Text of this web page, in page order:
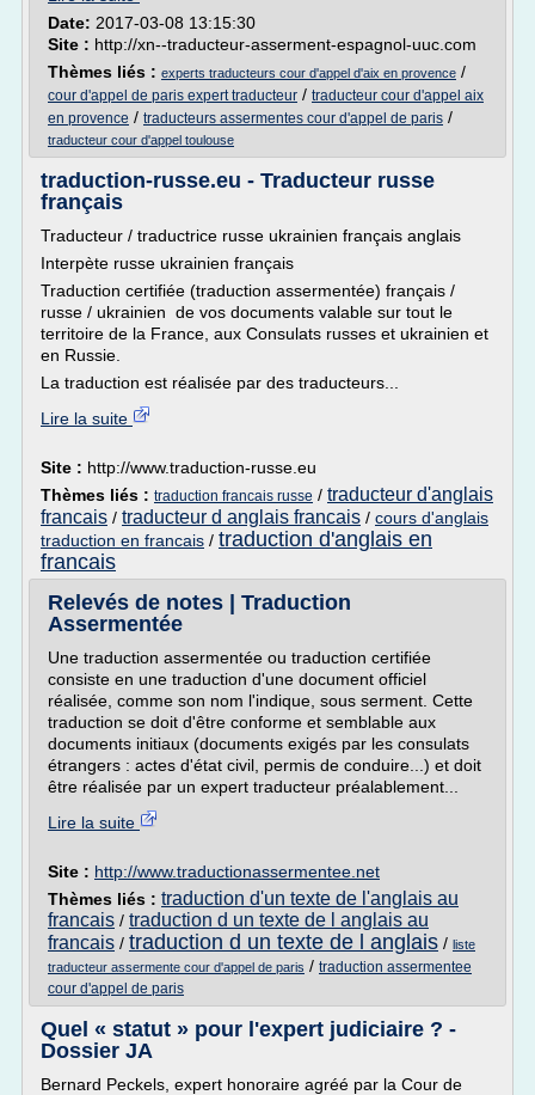
Date: 2017-03-08 13:15:30
Site : http://xn--traducteur-asserment-espagnol-uuc.com
Thèmes liés : experts traducteurs cour d'appel d'aix en provence /
cour d'appel de paris expert traducteur / traducteur cour d'appel aix
en provence / traducteurs assermentes cour d'appel de paris /
traducteur cour d'appel toulouse
traduction-russe.eu - Traducteur russe
français
Traducteur / traductrice russe ukrainien français anglais
Interpète russe ukrainien français
Traduction certifiée (traduction assermentée) français /
russe / ukrainien de vos documents valable sur tout le
territoire de la France, aux Consulats russes et ukrainien et
en Russie.
La traduction est réalisée par des traducteurs...
Lire la suite
Site : http://www.traduction-russe.eu
Thèmes liés : traduction francais russe / traducteur d'anglais
francais / traducteur d anglais francais / cours d'anglais
traduction en francais / traduction d'anglais en
francais
Relevés de notes | Traduction
Assermentée
Une traduction assermentée ou traduction certifiée
consiste en une traduction d'une document officiel
réalisée, comme son nom l'indique, sous serment. Cette
traduction se doit d'être conforme et semblable aux
documents initiaux (documents exigés par les consulats
étrangers : actes d'état civil, permis de conduire...) et doit
être réalisée par un expert traducteur préalablement...
Lire la suite
Site : http://www.traductionassermentee.net
Thèmes liés : traduction d'un texte de l'anglais au
francais / traduction d un texte de l anglais au
francais / traduction d un texte de l anglais / liste
traducteur assermente cour d'appel de paris / traduction assermentee
cour d'appel de paris
Quel « statut » pour l'expert judiciaire ? -
Dossier JA
Bernard Peckels, expert honoraire agréé par la Cour de